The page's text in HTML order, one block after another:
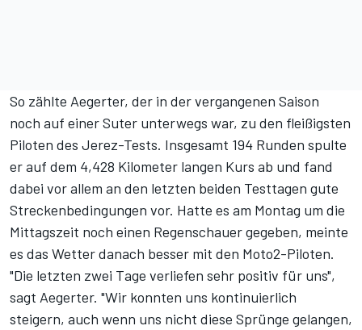
So zählte Aegerter, der in der vergangenen Saison
noch auf einer Suter unterwegs war, zu den fleißigsten
Piloten des Jerez-Tests. Insgesamt 194 Runden spulte
er auf dem 4,428 Kilometer langen Kurs ab und fand
dabei vor allem an den letzten beiden Testtagen gute
Streckenbedingungen vor. Hatte es am Montag um die
Mittagszeit noch einen Regenschauer gegeben, meinte
es das Wetter danach besser mit den Moto2-Piloten.
"Die letzten zwei Tage verliefen sehr positiv für uns",
sagt Aegerter. "Wir konnten uns kontinuierlich
steigern, auch wenn uns nicht diese Sprünge gelangen,